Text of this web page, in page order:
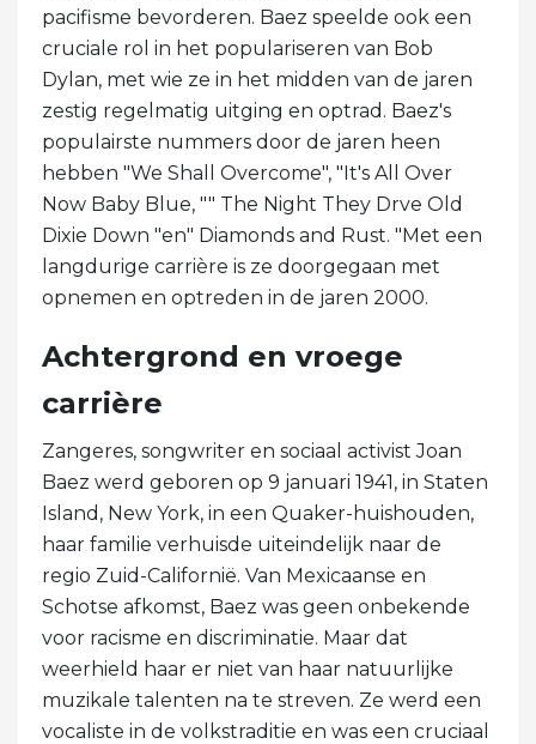
pacifisme bevorderen. Baez speelde ook een
cruciale rol in het populariseren van Bob
Dylan, met wie ze in het midden van de jaren
zestig regelmatig uitging en optrad. Baez's
populairste nummers door de jaren heen
hebben "We Shall Overcome", "It's All Over
Now Baby Blue, "" The Night They Drve Old
Dixie Down "en" Diamonds and Rust. "Met een
langdurige carrière is ze doorgegaan met
opnemen en optreden in de jaren 2000.
Achtergrond en vroege
carrière
Zangeres, songwriter en sociaal activist Joan
Baez werd geboren op 9 januari 1941, in Staten
Island, New York, in een Quaker-huishouden,
haar familie verhuisde uiteindelijk naar de
regio Zuid-Californië. Van Mexicaanse en
Schotse afkomst, Baez was geen onbekende
voor racisme en discriminatie. Maar dat
weerhield haar er niet van haar natuurlijke
muzikale talenten na te streven. Ze werd een
vocaliste in de volkstraditie en was een cruciaal